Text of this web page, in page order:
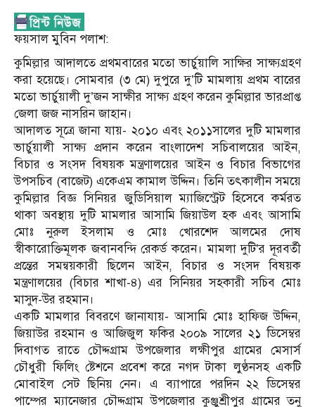
ফয়সাল মুবিন পলাশ:
কুমিল্লার আদালতে প্রথমবারের মতো ভার্চুয়ালি সাক্ষির সাক্ষ্যগ্রহণ
করা হয়েছে। সোমবার (৩ মে) দুপুরে দু’টি মামলায় প্রথম বারের
মতো ভার্চুয়ালী দু’জন সাক্ষীর সাক্ষ্য গ্রহণ করেন কুমিল্লার ভারপ্রাপ্ত
জেলা জজ নাসরিন জাহান।
আদালত সূত্রে জানা যায়- ২০১০ এবং ২০১১সালের দুটি মামলার
ভার্চুয়ালী সাক্ষ্য প্রদান করেন বাংলাদেশ সচিবালয়ের আইন,
বিচার ও সংসদ বিষয়ক মন্ত্রণালয়ের আইন ও বিচার বিভাগের
উপসচিব (বাজেট) একেএম কামাল উদ্দিন। তিনি তৎকালীন সময়ে
কুমিল্লার বিজ্ঞ সিনিয়র জুডিসিয়াল ম্যাজিস্ট্রেট হিসেবে কর্মরত
থাকা অবস্থায় দুটি মামলার আসামি জিয়াউল হক এবং আসামি
মোঃ নুরুল ইসলাম ও মোঃ খোরশেদ আলমের দোষ
স্বীকারোক্তিমূলক জবানবন্দি রেকর্ড করেন। মামলা দুটি’র দূরবর্তী
প্রন্তের সমন্বয়কারী ছিলেন আইন, বিচার ও সংসদ বিষয়ক
মন্ত্রণালয়ের (বিচার শাখা-৪) এর সিনিয়র সহকারী সচিব মোঃ
মাসুদ-উর রহমান।
একটি মামলার বিবরণে জানাযায়- আসামি মোঃ হাফিজ উদ্দিন,
জিয়াউর রহমান ও আজিজুল ফকির ২০০৯ সালের ২১ ডিসেম্বর
দিবাগত রাতে চৌদ্দগ্রাম উপজেলার লক্ষীপুর গ্রামের মেসার্স
চৌধুরী ফিলিং ষ্টেশনে প্রবেশ করে নগদ টাকা লুণ্ঠনসহ একটি
মোবাইল সেট ছিনিয় নেন। এ ব্যাপারে পরদিন ২২ ডিসেম্বর
পাম্পের ম্যানেজার চৌদ্দগ্রাম উপজেলার কুঞ্জুশ্রীপুর গ্রামের তনু